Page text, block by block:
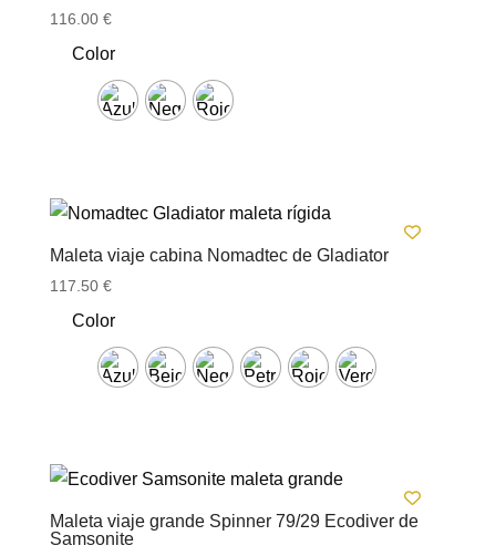
116.00 €
Color
Maleta viaje cabina Nomadtec de Gladiator
117.50 €
Color
Maleta viaje grande Spinner 79/29 Ecodiver de
Samsonite